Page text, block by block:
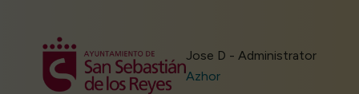
Jose D - Administrator
Azhor